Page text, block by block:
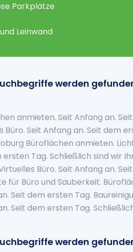
Parkplätze
Leinwand
werden
anmieten. Seit Anfang an.
Büro. Seit Anfang an. Seit dem
Büroflächen anmieten.
ersten Tag. Schließlich sind wir
Büro. Seit Anfang an.
für Büro und Sauberkeit.
Seit dem ersten Tag.
Seit dem ersten Tag.
werden